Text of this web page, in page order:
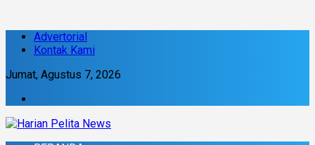
Advertorial
Kontak Kami
Jumat, Agustus 7, 2026